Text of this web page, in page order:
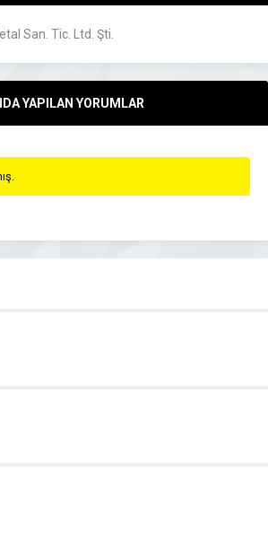
San. Tic. Ltd. Şti.
YAPILAN YORUMLAR